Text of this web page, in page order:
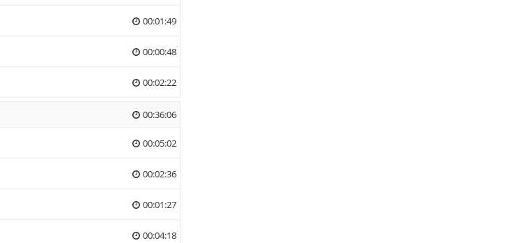
00:01:49
00:00:48
00:02:22
00:36:06
00:05:02
00:02:36
00:01:27
00:04:18